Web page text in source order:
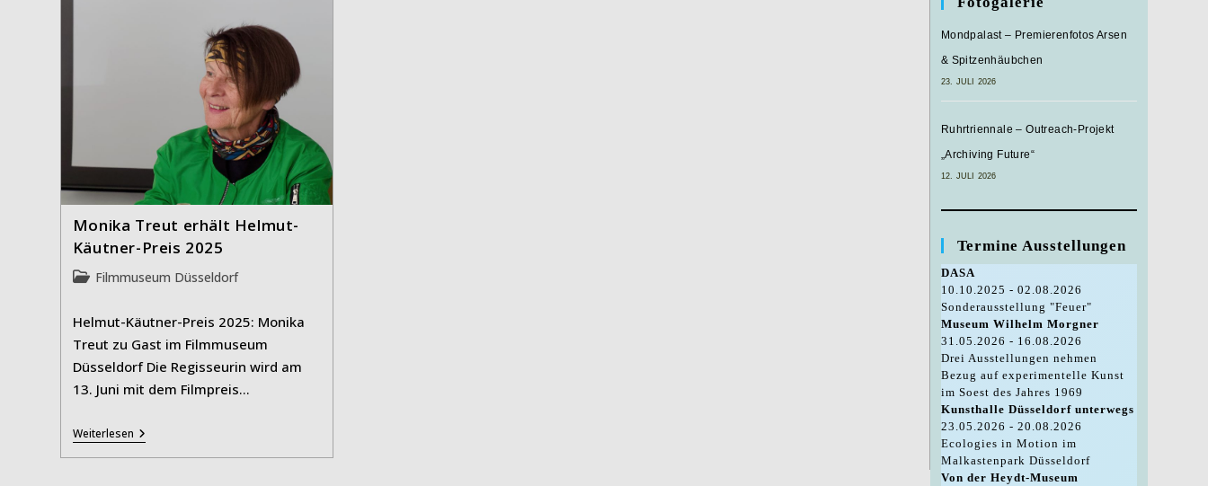
Monika Treut erhält Helmut-
Käutner-Preis 2025
Beitrags-
Filmmuseum Düsseldorf
Helmut-Käutner-Preis 2025: Monika
Treut zu Gast im Filmmuseum
Düsseldorf Die Regisseurin wird am
13. Juni mit dem Filmpreis…
WeiterlesenMonika
Treut
Erhält
Mondpalast – Premierenfotos Arsen
& Spitzenhäubchen
23. JULI 2026
Ruhrtriennale – Outreach-Projekt
„Archiving Future“
12. JULI 2026
Termine Ausstellungen
DASA
10.10.2025 - 02.08.2026
Sonderausstellung "Feuer"
Museum Wilhelm Morgner
31.05.2026 - 16.08.2026
Drei Ausstellungen nehmen
Bezug auf experimentelle Kunst
im Soest des Jahres 1969
Kunsthalle Düsseldorf unterwegs
23.05.2026 - 20.08.2026
Ecologies in Motion im
Malkastenpark Düsseldorf
Von der Heydt-Museum